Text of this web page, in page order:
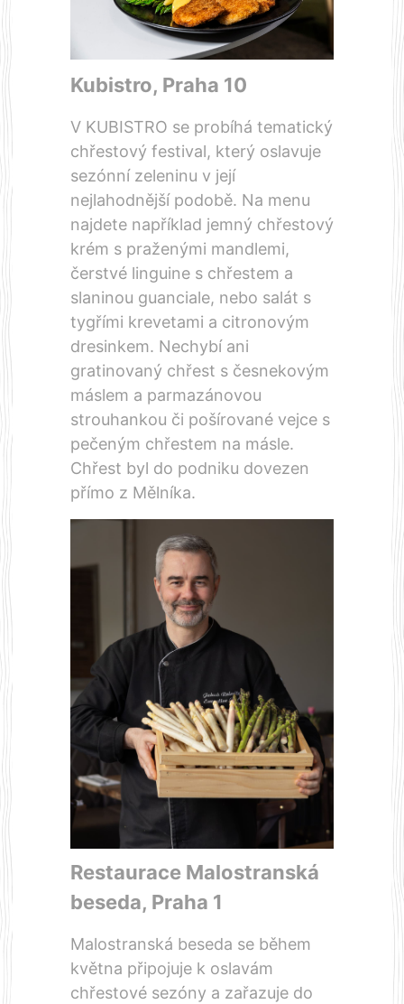
Kubistro, Praha 10
V KUBISTRO se probíhá tematický
chřestový festival, který oslavuje
sezónní zeleninu v její
nejlahodnější podobě. Na menu
najdete například jemný chřestový
krém s praženými mandlemi,
čerstvé linguine s chřestem a
slaninou guanciale, nebo salát s
tygřími krevetami a citronovým
dresinkem. Nechybí ani
gratinovaný chřest s česnekovým
máslem a parmazánovou
strouhankou či pošírované vejce s
pečeným chřestem na másle.
Chřest byl do podniku dovezen
přímo z Mělníka.
Restaurace Malostranská
beseda, Praha 1
Malostranská beseda se během
května připojuje k oslavám
chřestové sezóny a zařazuje do